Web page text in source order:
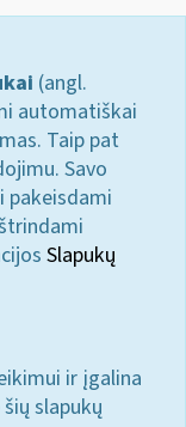
(angl.
automatiškai
Taip pat
Savo
Slapukų
ir įgalina
slapukų